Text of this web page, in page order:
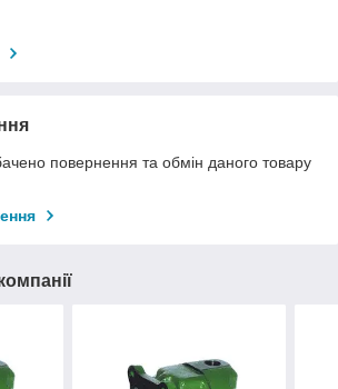
повернення та обмін даного товару